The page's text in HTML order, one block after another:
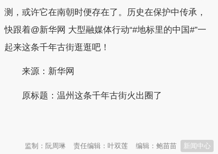
测，或许它在南朝时便存在了。历史在保护中传承，
快跟着@新华网 大型融媒体行动“#地标里的中国#”一
起来这条千年古街逛逛吧！
来源：新华网
原标题：温州这条千年古街火出圈了
新闻中心
编辑：鲍苗苗
责任编辑：叶双莲
监制：阮周琳